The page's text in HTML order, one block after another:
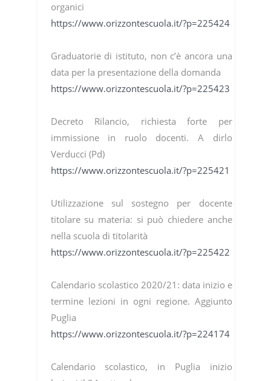
organici
https://www.orizzontescuola.it/?p=225424
Graduatorie di istituto, non c’è ancora una
data per la presentazione della domanda
https://www.orizzontescuola.it/?p=225423
Decreto Rilancio, richiesta forte per
immissione in ruolo docenti. A dirlo
Verducci (Pd)
https://www.orizzontescuola.it/?p=225421
Utilizzazione sul sostegno per docente
titolare su materia: si può chiedere anche
nella scuola di titolarità
https://www.orizzontescuola.it/?p=225422
Calendario scolastico 2020/21: data inizio e
termine lezioni in ogni regione. Aggiunto
Puglia
https://www.orizzontescuola.it/?p=224174
Calendario scolastico, in Puglia inizio